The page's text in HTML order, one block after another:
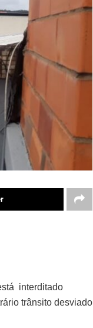
interditado
trânsito desviado